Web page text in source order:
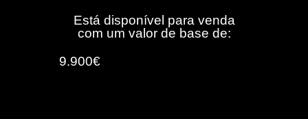
Está disponível para venda
com um valor de base de:
9.900€